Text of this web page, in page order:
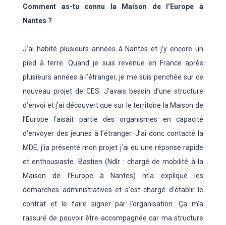
Comment as-tu connu la Maison de l’Europe à
Nantes ?
J’ai habité plusieurs années à Nantes et j’y encore un
pied à terre. Quand je suis revenue en France après
plusieurs années à l’étranger, je me suis penchée sur ce
nouveau projet de CES. J’avais besoin d’une structure
d’envoi et j’ai découvert que sur le territoire la Maison de
l’Europe faisait partie des organismes en capacité
d’envoyer des jeunes à l’étranger. J’ai donc contacté la
MDE, j’ia présenté mon projet j’ai eu une réponse rapide
et enthousiaste. Bastien (Ndlr : chargé de mobilité à la
Maison de l’Europe à Nantes) m’a expliqué les
démarches administratives et s’est chargé d’établir le
contrat et le faire signer par l’organisation. Ça m’a
rassuré de pouvoir être accompagnée car ma structure